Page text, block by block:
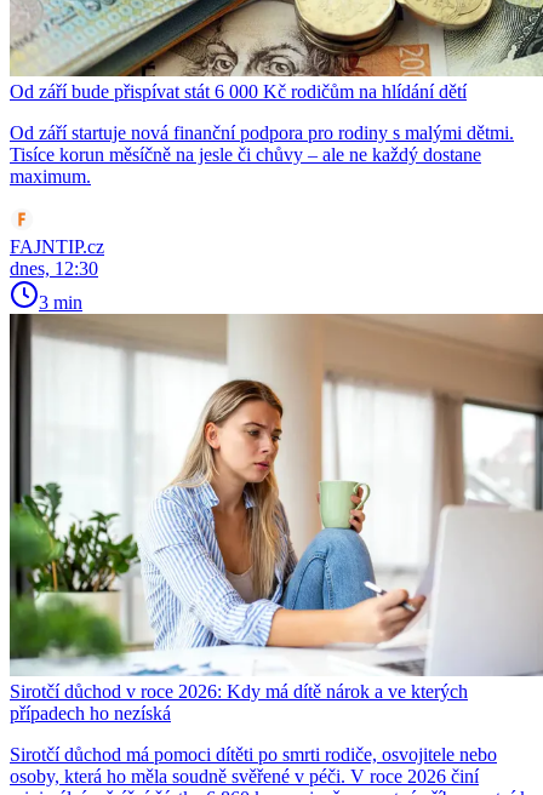
Od září bude přispívat stát 6 000 Kč rodičům na hlídání dětí
Od září startuje nová finanční podpora pro rodiny s malými dětmi.
Tisíce korun měsíčně na jesle či chůvy – ale ne každý dostane
maximum.
FAJNTIP.cz
dnes, 12:30
3 min
Sirotčí důchod v roce 2026: Kdy má dítě nárok a ve kterých
případech ho nezíská
Sirotčí důchod má pomoci dítěti po smrti rodiče, osvojitele nebo
osoby, která ho měla soudně svěřené v péči. V roce 2026 činí